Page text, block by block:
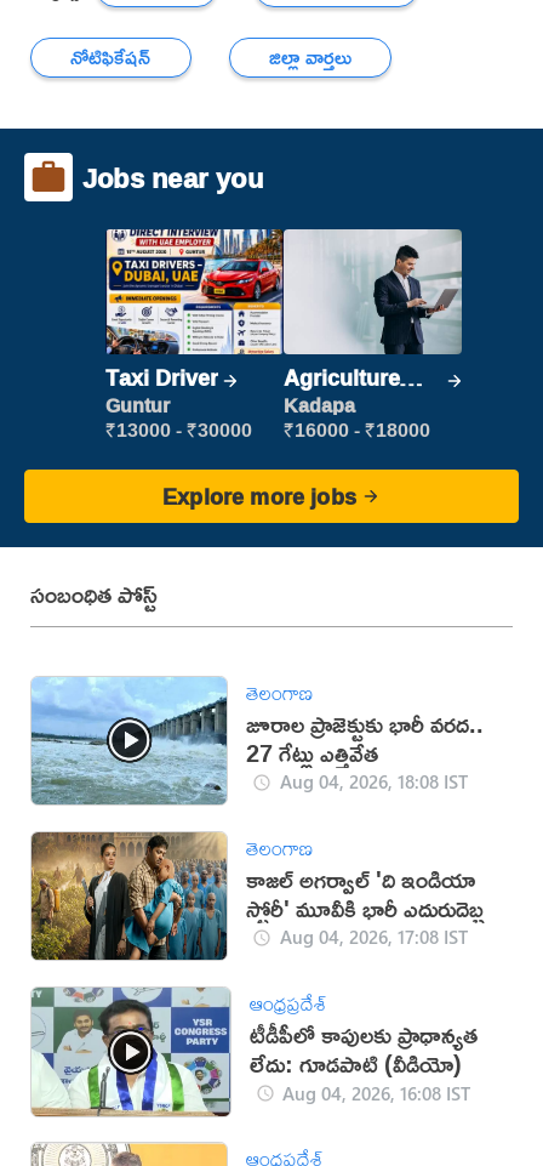
నోటిఫికేషన్
జిల్లా వార్తలు
Jobs near you
Taxi Driver
Guntur
₹13000 - ₹30000
Agriculture
Labour
Kadapa
₹16000 - ₹18000
Explore more jobs
సంబంధిత పోస్ట్
తెలంగాణ
జూరాల ప్రాజెక్టుకు భారీ వరద..
27 గేట్లు ఎత్తివేత
Aug 04, 2026, 18:08 IST
తెలంగాణ
కాజల్ అగర్వాల్ 'ది ఇండియా
స్టోరీ' మూవీకి భారీ ఎదురుదెబ్బ
Aug 04, 2026, 17:08 IST
ఆంధ్రప్రదేశ్
టీడీపీలో కాపులకు ప్రాధాన్యత
లేదు: గూడపాటి (వీడియో)
Aug 04, 2026, 16:08 IST